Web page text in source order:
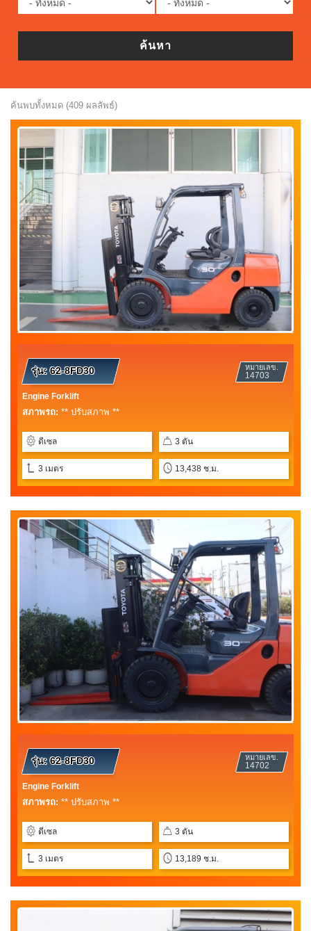
ค้นหา
ค้นพบทั้งหมด (409 ผลลัพธ์)
หมายเลข.
14703
รุ่น:62-8FD30
Engine Forklift
สภาพรถ: ** ปรับสภาพ **
ดีเซล 3 ตัน
3 เมตร 13,438 ช.ม.
หมายเลข.
14702
รุ่น:62-8FD30
Engine Forklift
สภาพรถ: ** ปรับสภาพ **
ดีเซล 3 ตัน
3 เมตร 13,189 ช.ม.